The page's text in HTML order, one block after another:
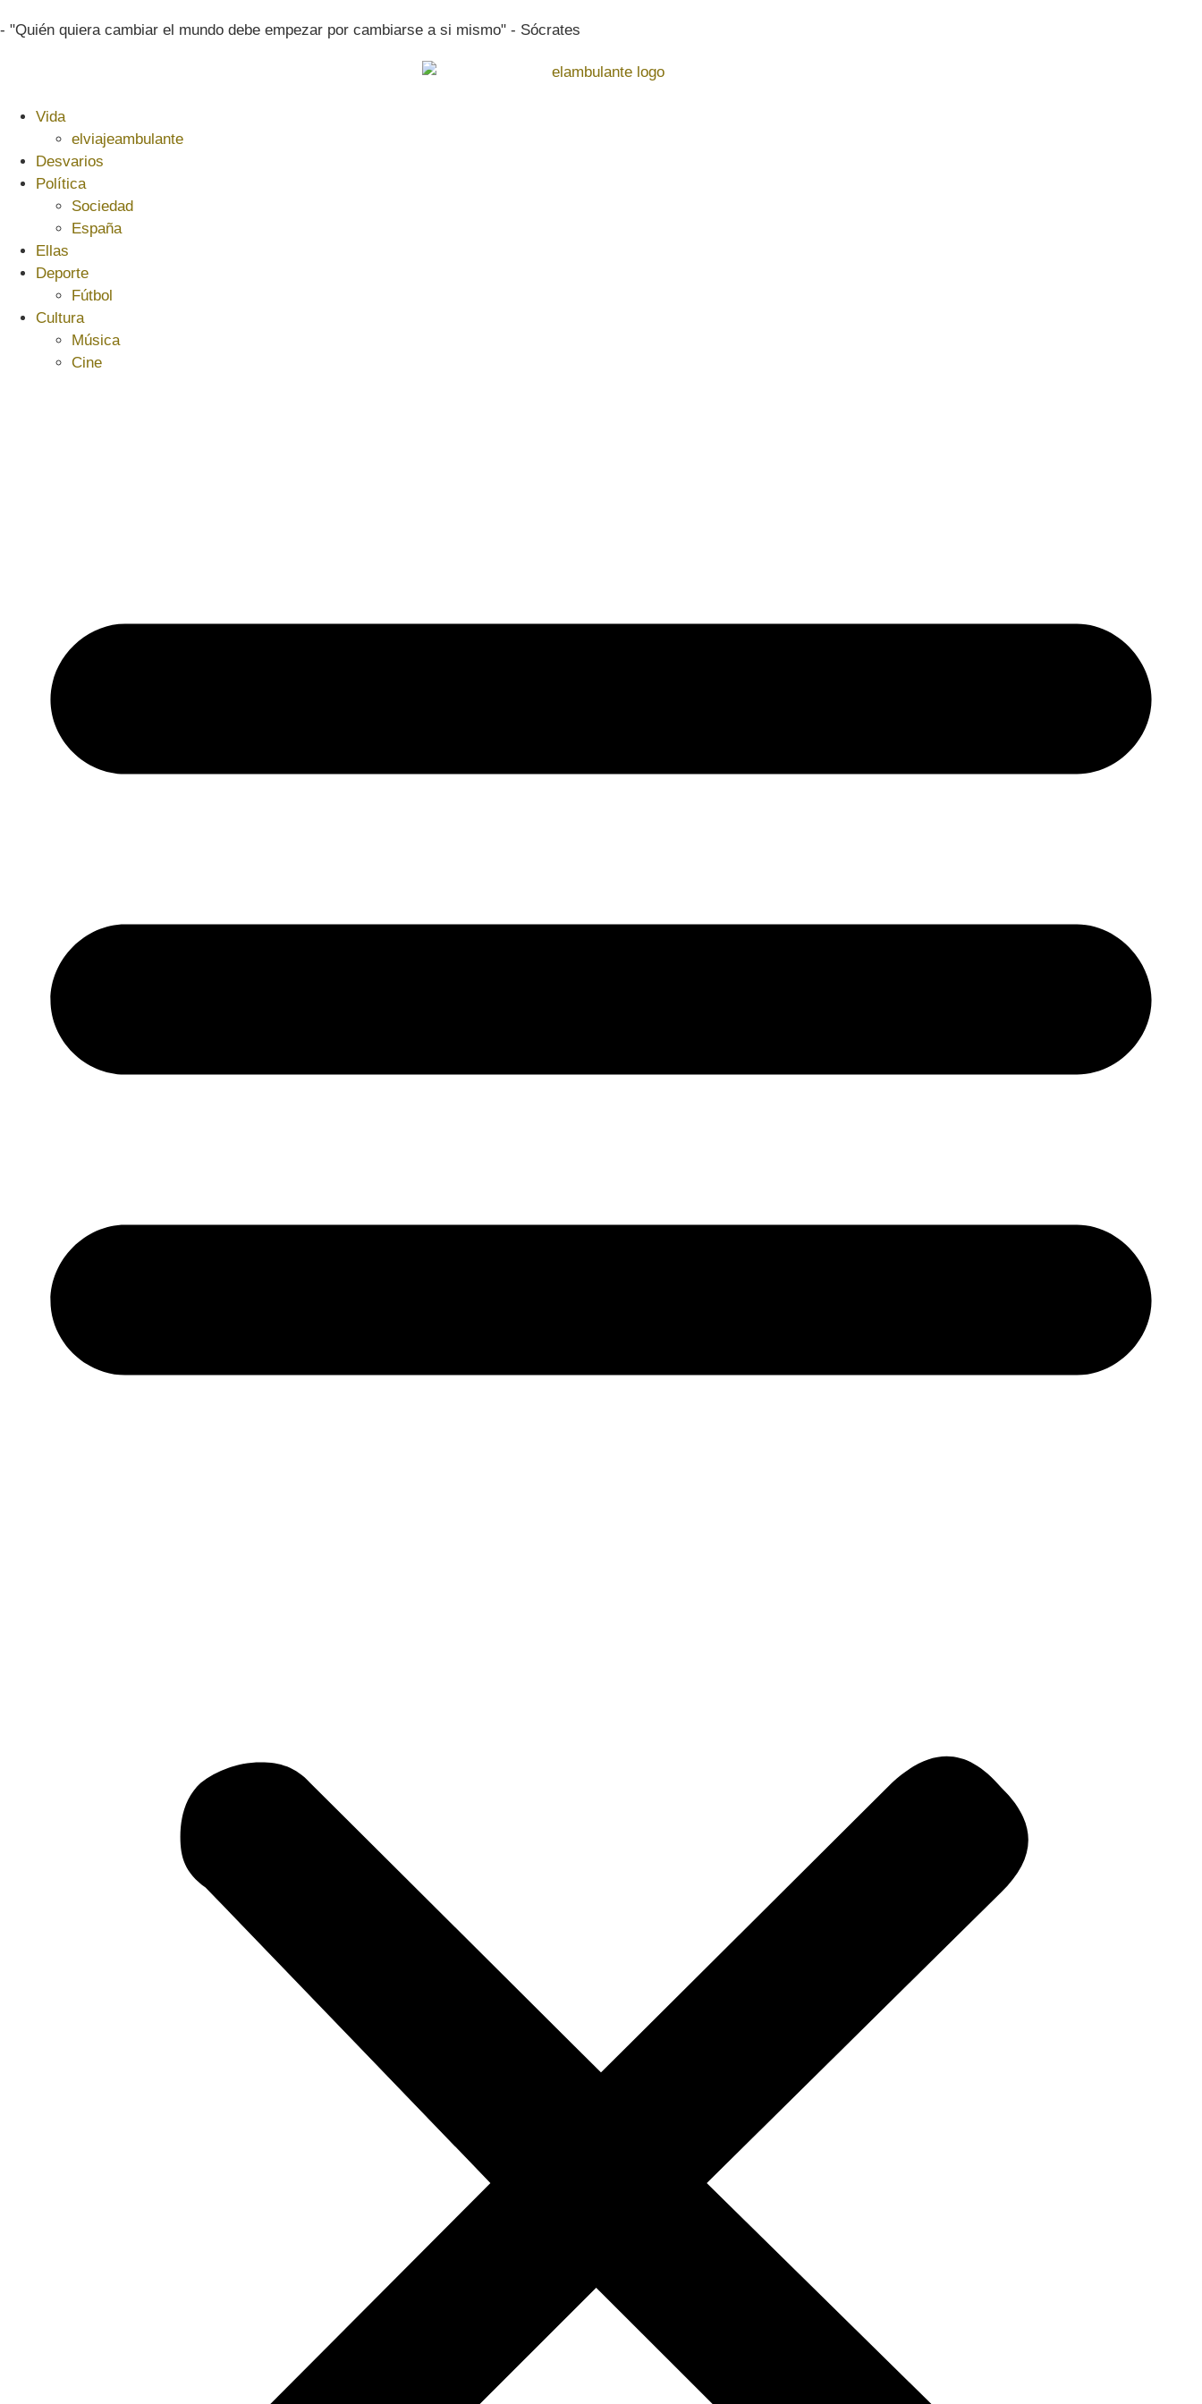
- "Quién quiera cambiar el mundo debe empezar por cambiarse a si mismo" - Sócrates
Vida
elviajeambulante
Desvarios
Política
Sociedad
España
Ellas
Deporte
Fútbol
Cultura
Música
Cine